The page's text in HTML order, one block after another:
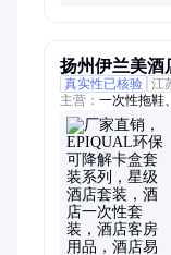
扬州伊兰美酒
真实性已核验 江
主营： 一次性拖鞋
一次性套装、酒
环保拖鞋、酒店
品、一次性牙刷